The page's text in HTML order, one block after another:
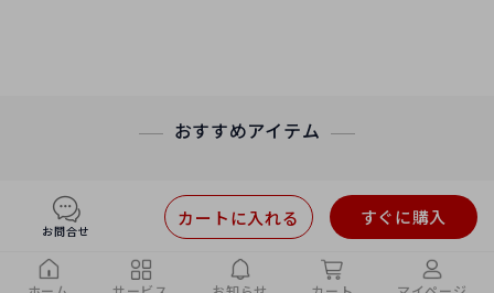
おすすめアイテム
お問合せ
すぐに購入
カートに入れる